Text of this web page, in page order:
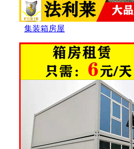
集装箱房屋